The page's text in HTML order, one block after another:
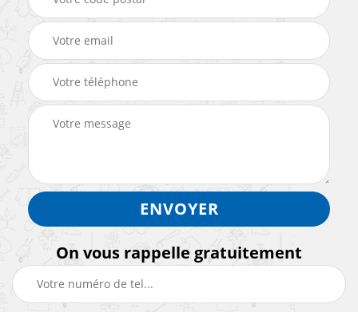
On vous rappelle gratuitement